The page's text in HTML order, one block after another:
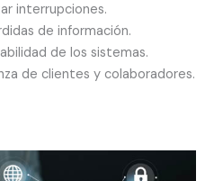
interrupciones.
de información.
de los sistemas.
de clientes y colaboradores.